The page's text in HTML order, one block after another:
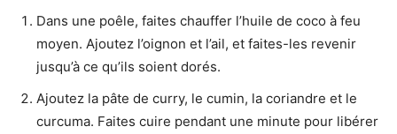
Dans une poêle, faites chauffer l’huile de coco à feu
moyen. Ajoutez l’oignon et l’ail, et faites-les revenir
jusqu’à ce qu’ils soient dorés.
Ajoutez la pâte de curry, le cumin, la coriandre et le
curcuma. Faites cuire pendant une minute pour libérer